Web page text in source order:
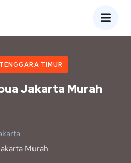
TIMUR
Jakarta Murah
Murah